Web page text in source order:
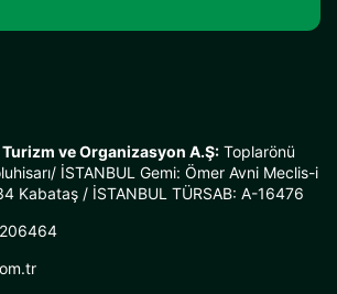
ve Organizasyon A.Ş: Toplarönü
İSTANBUL Gemi: Ömer Avni Meclis-i
Kabataş / İSTANBUL TÜRSAB: A-16476